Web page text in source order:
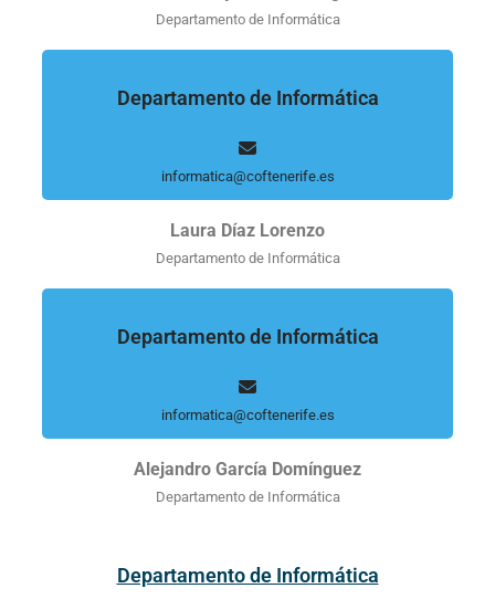
Departamento de Informática
Departamento de Informática
informatica@coftenerife.es
Laura Díaz Lorenzo
Departamento de Informática
Departamento de Informática
informatica@coftenerife.es
Alejandro García Domínguez
Departamento de Informática
Departamento de Informática